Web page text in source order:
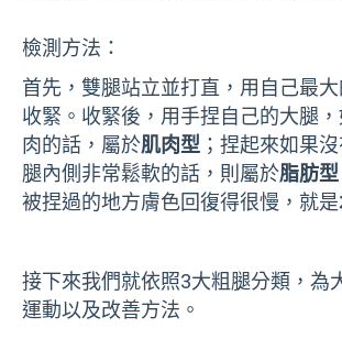
檢測方法：
首先，雙腿站立並打直，用自己最
收緊。收緊後，用手捏自己的大腿
肉的話，屬於肌肉型 ；捏起來如果
腿內側非常鬆軟的話，則屬於脂肪型
被捏過的地方膚色回復得很慢，就是
接下來我們就依照3大粗腿分類，為
運動以及改善方法。